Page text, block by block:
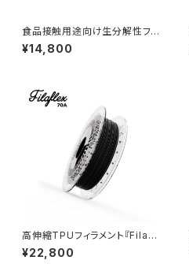
食品接触用途向け生分解性フィ
ラメント『NonOilen』
¥14,800
高伸縮TPUフィラメント『Filafl
ex 70A』
¥22,800